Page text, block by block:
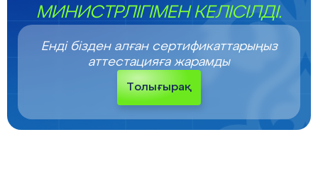
МИНИСТРЛІГІМЕН КЕЛІСІЛДІ.
Енді бізден алған сертификаттарыңыз
аттестацияға жарамды
Толығырақ